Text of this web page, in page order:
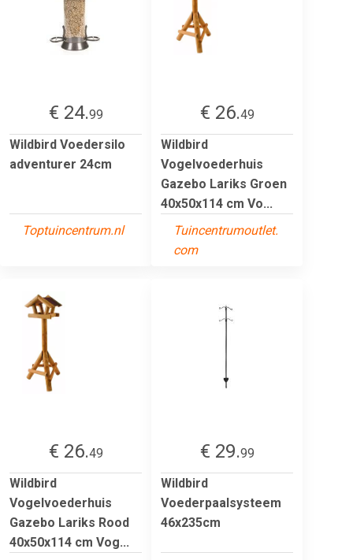
€ 24.99
Wildbird Voedersilo
adventurer 24cm
Toptuincentrum.nl
€ 26.49
Wildbird
Vogelvoederhuis
Gazebo Lariks Groen
40x50x114 cm Vo...
Tuincentrumoutlet.
com
€ 26.49
Wildbird
Vogelvoederhuis
Gazebo Lariks Rood
40x50x114 cm Vog...
€ 29.99
Wildbird
Voederpaalsysteem
46x235cm